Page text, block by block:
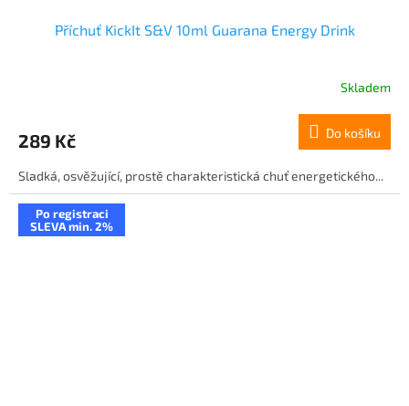
Příchuť KickIt S&V 10ml Guarana Energy Drink
Skladem
289 Kč Do košíku
Sladká, osvěžující, prostě charakteristická chuť energetického...
Po registraci
SLEVA min. 2%